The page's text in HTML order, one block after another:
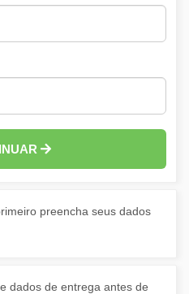
preencha seus dados
dados de entrega antes de